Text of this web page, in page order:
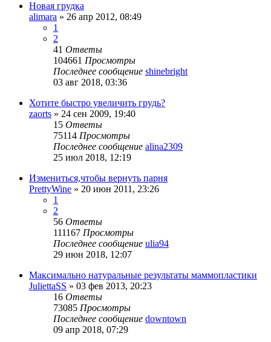
Новая грудка
alimara » 26 апр 2012, 08:49
1
2
41 Ответы
104661 Просмотры
Последнее сообщение shinebright
03 авг 2018, 03:36
Хотите быстро увеличить грудь?
zaorts » 24 сен 2009, 19:40
15 Ответы
75114 Просмотры
Последнее сообщение alina2309
25 июл 2018, 12:19
Измениться,чтобы вернуть парня
PrettyWine » 20 июн 2011, 23:26
1
2
56 Ответы
111167 Просмотры
Последнее сообщение ulia94
29 июн 2018, 12:07
Максимально натуральные результаты маммопластики
JuliettaSS » 03 фев 2013, 20:23
16 Ответы
73085 Просмотры
Последнее сообщение downtown
09 апр 2018, 07:29